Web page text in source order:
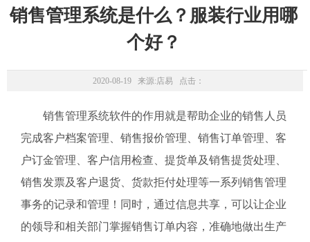
销售管理系统是什么？服装行业用哪
个好？
2020-08-19 来源:店易 点击：
销售管理系统软件的作用就是帮助企业的销售人员
完成客户档案管理、销售报价管理、销售订单管理、客
户订金管理、客户信用检查、提货单及销售提货处理、
销售发票及客户退货、货款拒付处理等一系列销售管理
事务的记录和管理！同时，通过信息共享，可以让企业
的领导和相关部门掌握销售订单内容，准确地做出生产